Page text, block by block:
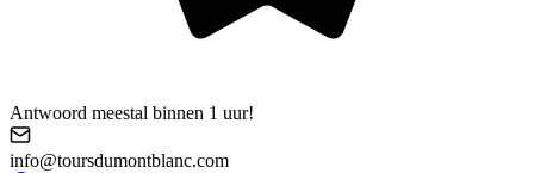
Antwoord meestal binnen 1 uur!
info@toursdumontblanc.com